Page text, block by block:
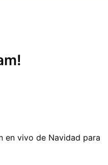
en vivo de Navidad para